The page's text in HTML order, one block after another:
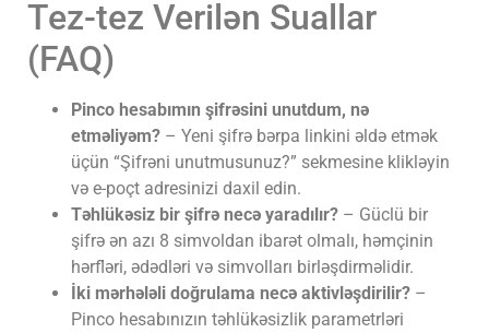
Tez-tez Verilən Suallar
(FAQ)
Pinco hesabımın şifrəsini unutdum, nə
etməliyəm? – Yeni şifrə bərpa linkini əldə etmək
üçün “Şifrəni unutmusunuz?” sekmesine klikləyin
və e-poçt adresinizi daxil edin.
Təhlükəsiz bir şifrə necə yaradılır? – Güclü bir
şifrə ən azı 8 simvoldan ibarət olmalı, həmçinin
hərfləri, ədədləri və simvolları birləşdirməlidir.
İki mərhələli doğrulama necə aktivləşdirilir? –
Pinco hesabınızın təhlükəsizlik parametrləri